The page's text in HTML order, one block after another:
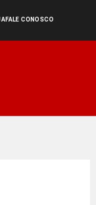
FALE CONOSCO